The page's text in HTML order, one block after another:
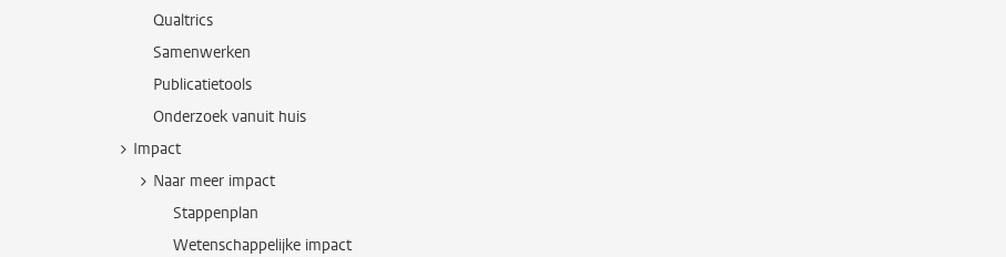
Qualtrics
Samenwerken
Publicatietools
Onderzoek vanuit huis
Impact
Naar meer impact
Stappenplan
Wetenschappelijke impact